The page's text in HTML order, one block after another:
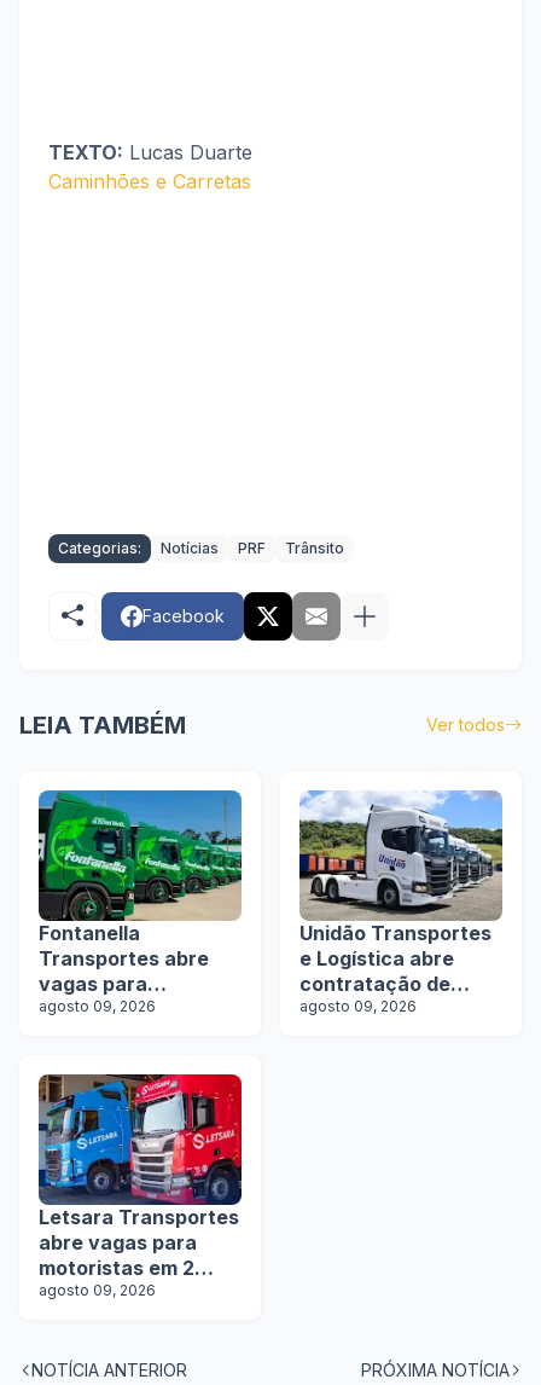
TEXTO: Lucas Duarte
Caminhões e Carretas
Categorias: Notícias PRF Trânsito
Facebook
LEIA TAMBÉM Ver todos
Fontanella
Transportes abre
vagas para
motoristas de
agosto 09, 2026
Unidão Transportes
e Logística abre
contratação de
motoristas com e
agosto 09, 2026
Letsara Transportes
abre vagas para
motoristas em 2
estados
agosto 09, 2026
NOTÍCIA ANTERIOR PRÓXIMA NOTÍCIA